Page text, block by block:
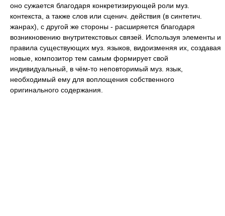
оно сужается благодаря конкретизирующей роли муз.
контекста, а также слов или сценич. действия (в синтетич.
жанрах), с другой же стороны - расширяется благодаря
возникновению внутритекстовых связей. Используя элементы и
правила существующих муз. языков, видоизменяя их, создавая
новые, композитор тем самым формирует свой
индивидуальный, в чём-то неповторимый муз. язык,
необходимый ему для воплощения собственного
оригинального содержания.